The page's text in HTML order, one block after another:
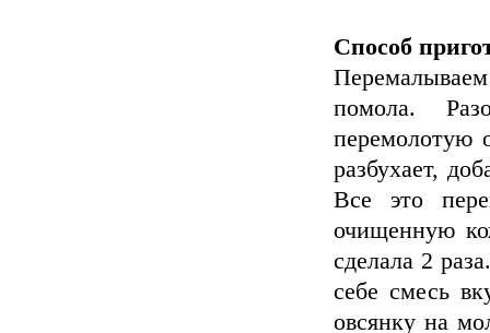
Способ
помола.
перемолотую
разбухает,
Все это
очищенную
сделала 2
себе смесь
овсянку на